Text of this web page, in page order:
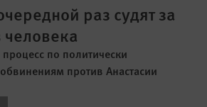
раз судят за
по политически
против Анастасии